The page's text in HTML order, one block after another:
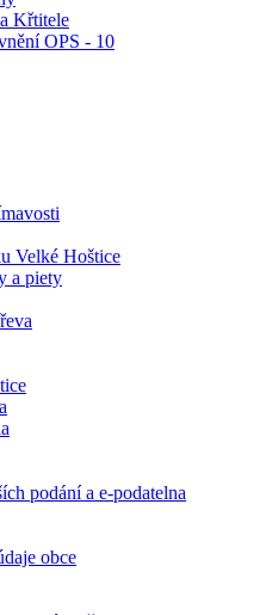
Křtitele
OPS - 10
Velké Hoštice
a piety
podání a e-podatelna
obce